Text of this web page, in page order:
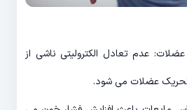
عدم تعادل الکترولیتی ناشی از
تحریک عضلات می شود.